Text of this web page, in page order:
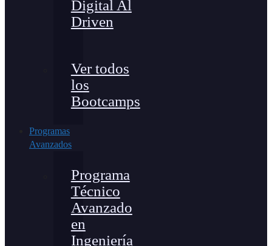
Digital Al
Driven
Ver todos
los
Bootcamps
Programas
Avanzados
Programa
Técnico
Avanzado
en
Ingeniería